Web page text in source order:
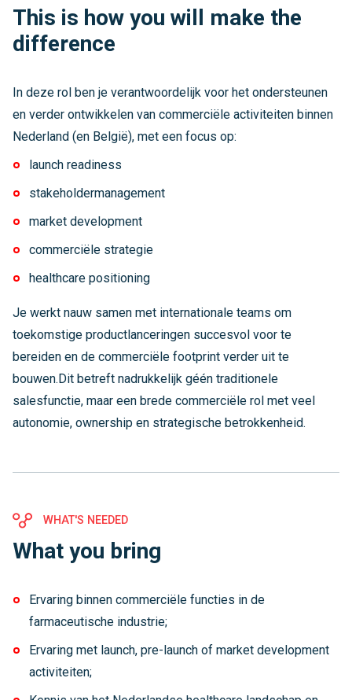
This is how you will make the
difference
In deze rol ben je verantwoordelijk voor het ondersteunen
en verder ontwikkelen van commerciële activiteiten binnen
Nederland (en België), met een focus op:
launch readiness
stakeholdermanagement
market development
commerciële strategie
healthcare positioning
Je werkt nauw samen met internationale teams om
toekomstige productlanceringen succesvol voor te
bereiden en de commerciële footprint verder uit te
bouwen.Dit betreft nadrukkelijk géén traditionele
salesfunctie, maar een brede commerciële rol met veel
autonomie, ownership en strategische betrokkenheid.
WHAT'S NEEDED
What you bring
Ervaring binnen commerciële functies in de
farmaceutische industrie;
Ervaring met launch, pre-launch of market development
activiteiten;